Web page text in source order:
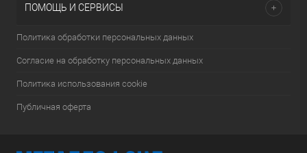
ПОМОЩЬ И СЕРВИСЫ
Политика обработки персональных данных
Согласие на обработку персональных данных
Политика использования cookie
Публичная оферта